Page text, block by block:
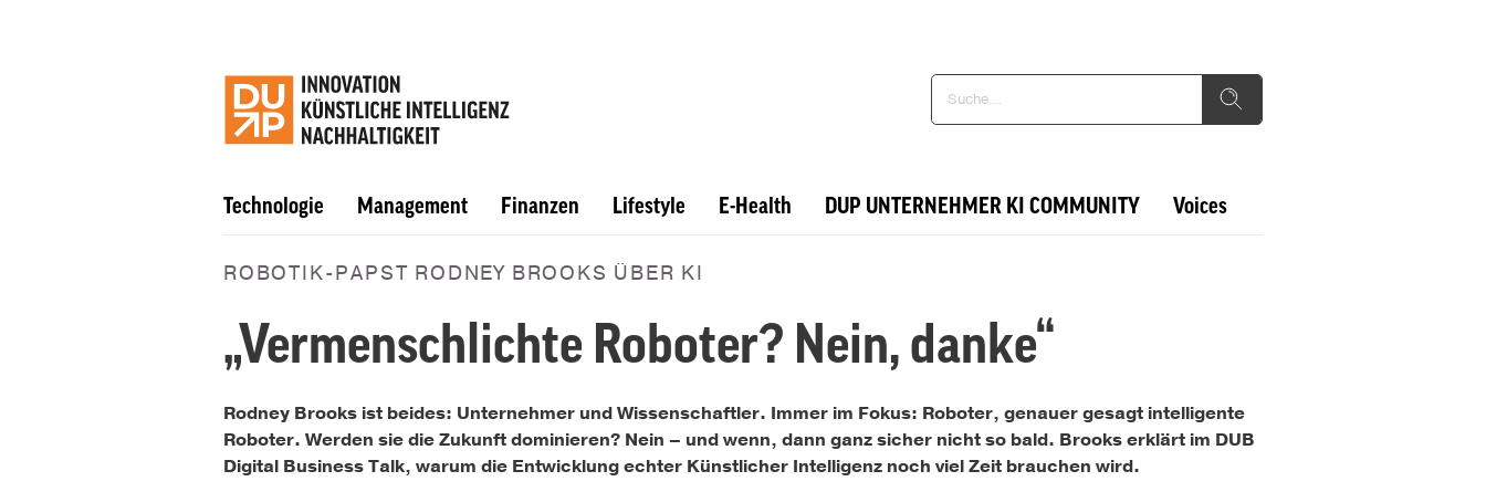
Technologie Management Finanzen Lifestyle E-Health DUP UNTERNEHMER KI COMMUNITY Voices
ROBOTIK-PAPST RODNEY BROOKS ÜBER KI
„Vermenschlichte Roboter? Nein, danke“
Rodney Brooks ist beides: Unternehmer und Wissenschaftler. Immer im Fokus: Roboter, genauer gesagt intelligente
Roboter. Werden sie die Zukunft dominieren? Nein – und wenn, dann ganz sicher nicht so bald. Brooks erklärt im DUB
Digital Business Talk, warum die Entwicklung echter Künstlicher Intelligenz noch viel Zeit brauchen wird.